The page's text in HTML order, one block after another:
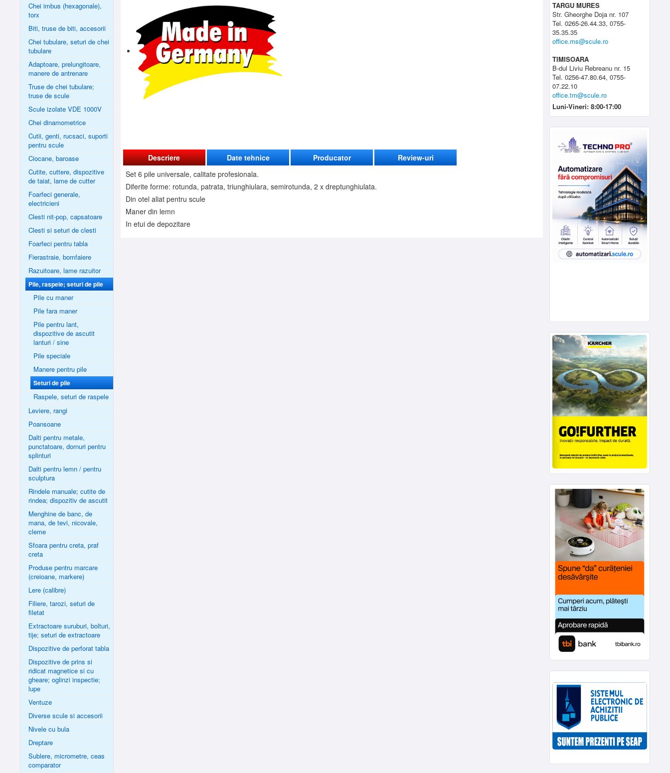
Chei imbus (hexagonale),
torx
Biti, truse de biti, accesorii
Chei tubulare, seturi de chei
tubulare
Adaptoare, prelungitoare,
manere de antrenare
Truse de chei tubulare;
truse de scule
Scule izolate VDE 1000V
Chei dinamometrice
Cutii, genti, rucsaci, suporti
pentru scule
Ciocane, baroase
Cutite, cuttere, dispozitive
de taiat, lame de cutter
Foarfeci generale,
electricieni
Clesti nit-pop, capsatoare
Clesti si seturi de clesti
Foarfeci pentru tabla
Fierastraie, bomfaiere
Razuitoare, lame razuitor
Pile, raspele; seturi de pile
Pile cu maner
Pile fara maner
Pile pentru lant,
dispozitive de ascutit
lanturi / sine
Pile speciale
Manere pentru pile
Seturi de pile
Raspele, seturi de raspele
Leviere, rangi
Poansoane
Dalti pentru metale,
punctatoare, dornuri pentru
splinturi
Dalti pentru lemn / pentru
sculptura
Rindele manuale; cutite de
rindea; dispozitiv de ascutit
Menghine de banc, de
mana, de tevi, nicovale,
cleme
Sfoara pentru creta, praf
creta
Produse pentru marcare
(creioane, markere)
Lere (calibre)
Filiere, tarozi, seturi de
filetat
Extractoare suruburi, bolturi,
tije; seturi de extractoare
Dispozitive de perforat tabla
Dispozitive de prins si
ridicat magnetice si cu
gheare; oglinzi inspectie;
lupe
Ventuze
Diverse scule si accesorii
Nivele cu bula
Dreptare
Sublere, micrometre, ceas
comparator
Descriere
Set 6 pile universale, calitate profesionala.
Diferite forme: rotunda, patrata, triunghiulara, semirotunda, 2 x dreptunghiulata.
Din otel aliat pentru scule
Maner din lemn
In etui de depozitare
Date tehnice Producator Review-uri
TARGU MURES
Str. Gheorghe Doja nr. 107
Tel. 0265-26.44.33, 0755-
35.35.35
office.ms@scule.ro
TIMISOARA
B-dul Liviu Rebreanu nr. 15
Tel. 0256-47.80.64, 0755-
07.22.10
office.tm@scule.ro
Luni-Vineri: 8:00-17:00